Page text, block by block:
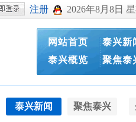
注册 2026年8月8日
网站首页
泰兴概览
泰兴新
聚焦泰
泰兴新闻 聚焦泰兴